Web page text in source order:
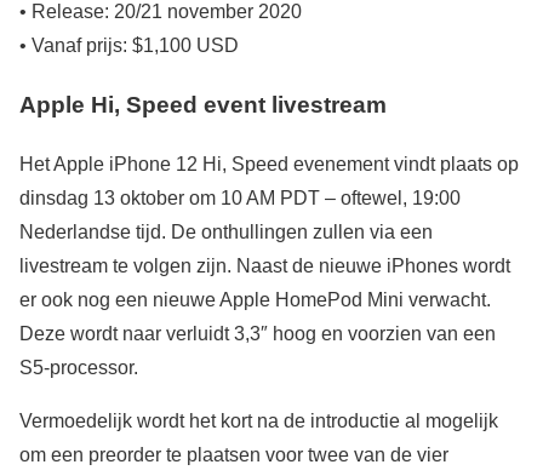
• Release: 20/21 november 2020
• Vanaf prijs: $1,100 USD
Apple Hi, Speed event livestream
Het Apple iPhone 12 Hi, Speed evenement vindt plaats op
dinsdag 13 oktober om 10 AM PDT – oftewel, 19:00
Nederlandse tijd. De onthullingen zullen via een
livestream te volgen zijn. Naast de nieuwe iPhones wordt
er ook nog een nieuwe Apple HomePod Mini verwacht.
Deze wordt naar verluidt 3,3″ hoog en voorzien van een
S5-processor.
Vermoedelijk wordt het kort na de introductie al mogelijk
om een preorder te plaatsen voor twee van de vier